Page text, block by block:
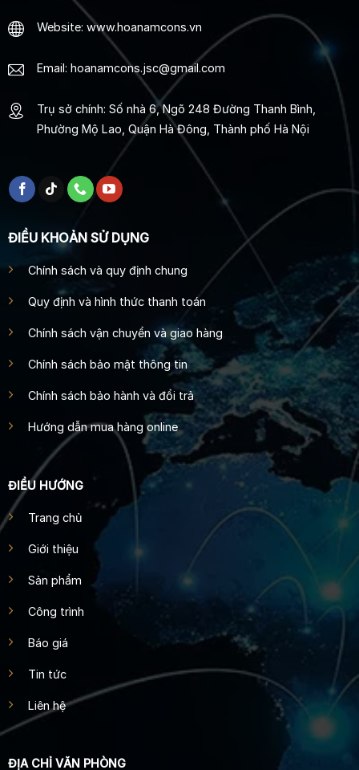
Website: www.hoanamcons.vn
Email: hoanamcons.jsc@gmail.com
Trụ sở chính: Số nhà 6, Ngõ 248 Đường Thanh Bình,
Phường Mộ Lao, Quận Hà Đông, Thành phố Hà Nội
ĐIỀU KHOẢN SỬ DỤNG
Chính sách và quy định chung
Quy định và hình thức thanh toán
Chính sách vận chuyển và giao hàng
Chính sách bảo mật thông tin
Chính sách bảo hành và đổi trả
Hướng dẫn mua hàng online
ĐIỀU HƯỚNG
Trang chủ
Giới thiệu
Sản phẩm
Công trình
Báo giá
Tin tức
Liên hệ
ĐỊA CHỈ VĂN PHÒNG